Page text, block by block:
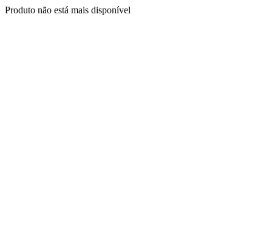
Produto não está mais disponível